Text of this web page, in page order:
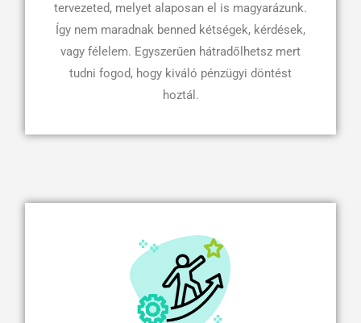
tervezeted, melyet alaposan el is magyarázunk.
Így nem maradnak benned kétségek, kérdések,
vagy félelem. Egyszerűen hátradőlhetsz mert
tudni fogod, hogy kiváló pénzügyi döntést
hoztál.